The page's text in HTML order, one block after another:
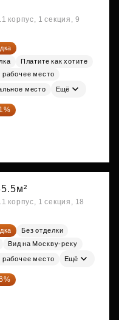
корпус, 1 секция, 9
Платите как хотите
место
место Ещё
корпус, 1 секция, 18
Без отделки
Вид на Москву-реку
место Ещё